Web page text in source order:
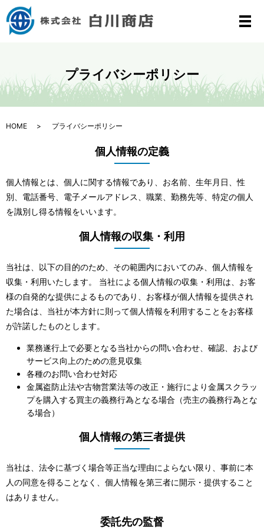
メ
プライバシーポリシー
HOME プライバシーポリシー
個人情報の定義
個人情報とは、個人に関する情報であり、お名前、生年月日、性
別、電話番号、電子メールアドレス、職業、勤務先等、特定の個人
を識別し得る情報をいいます。
個人情報の収集・利用
当社は、以下の目的のため、その範囲内においてのみ、個人情報を
収集・利用いたします。 当社による個人情報の収集・利用は、お客
様の自発的な提供によるものであり、お客様が個人情報を提供され
た場合は、当社が本方針に則って個人情報を利用することをお客様
が許諾したものとします。
業務遂行上で必要となる当社からの問い合わせ、確認、および
サービス向上のための意見収集
各種のお問い合わせ対応
金属盗防止法や古物営業法等の改正・施行により金属スクラッ
プを購入する買主の義務行為となる場合（売主の義務行為とな
る場合）
個人情報の第三者提供
当社は、法令に基づく場合等正当な理由によらない限り、事前に本
人の同意を得ることなく、個人情報を第三者に開示・提供すること
はありません。
委託先の監督